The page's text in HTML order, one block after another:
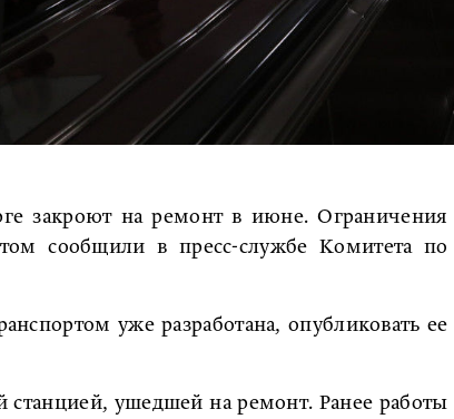
закроют на ремонт в июне. Ограничения
сообщили в пресс-службе Комитета по
уже разработана, опубликовать ее
станцией, ушедшей на ремонт. Ранее работы